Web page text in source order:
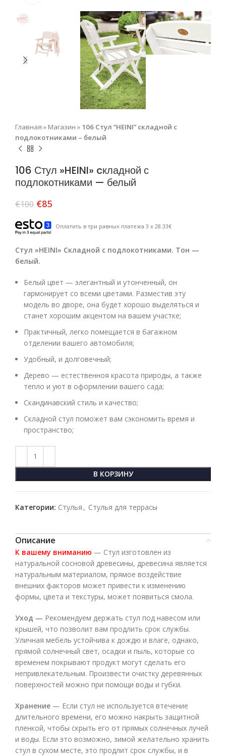
Главная » Магазин » 106 Стул ”HEINI” ​cкладной с
подлокотниками – белый
106 Стул »HEINI» ​cкладной с
подлокотниками — белый
€100 €85
Оплатить в три равных платежа 3 x 28.33€
Стул »HEINI» ​Складной с подлокотниками. ​Тон —
белый.
Белый цвет — элегантный и утонченный, он
гармонирует со всеми цветами. Разместив эту
модель во дворе, она будет хорошо выделяться и
станет хорошим акцентом на вашем участке;
Практичный, легко помещается в багажном
отделении вашего автомобиля;
Удобный, и долговечный;
Дерево — естественноя красота природы, а также
тепло и уют в оформлении вашего сада;
Скандинавский стиль и качество;
Складной стул поможет вам сэкономить время и
пространство;
В КОРЗИНУ
Категории: Стулья , Стулья для террасы
Описание
К вашему вниманию — Стул изготовлен из
натуральной сосновой древесины, древесина является
натуральным материалом, прямое воздействие
внешних факторов может привести к изменению
формы, цвета и текстуры, может появиться смола.
Уход — Рекомендуем держать стул под навесом или
крышей, что позволит вам продлить срок службы.
Уличная мебель устойчива к дождю и влаге, однако,
прямой солнечный свет, осадки и пыль, которые со
временем покрывают продукт могут сделать его
непривлекательным. Произвести очистку деревянных
поверхностей можно при помощи воды и губки.
Хранение — Если стул не используется втечение
длительного времени, его можно накрыть защитной
пленкой, чтобы скрыть его от прямых солнечных лучей
и воды. Если это возможно, зимой желательно хранить
стул в сухом месте, это продлит срок службы, и в